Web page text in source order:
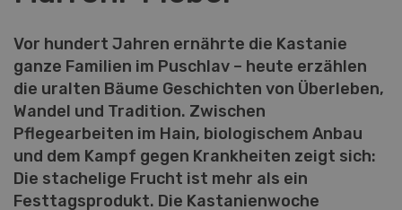
Vor hundert Jahren ernährte die Kastanie
ganze Familien im Puschlav – heute erzählen
die uralten Bäume Geschichten von Überleben,
Wandel und Tradition. Zwischen
Pflegearbeiten im Hain, biologischem Anbau
und dem Kampf gegen Krankheiten zeigt sich:
Die stachelige Frucht ist mehr als ein
Festtagsprodukt. Die Kastanienwoche